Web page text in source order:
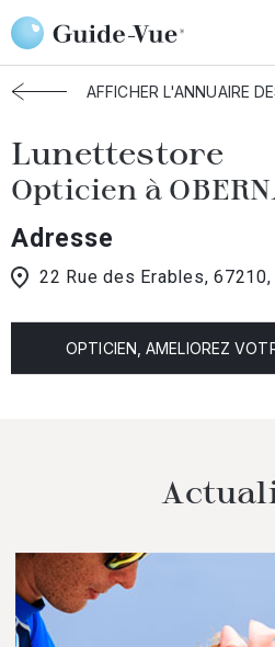
Aller au contenu principal
Accueil Choisir mon opticien
AFFICHER L'ANNUAIRE
Lunettestore
Opticien à
Adresse
22 Rue des Erables, 67210,
OPTICIEN, AMELIOREZ